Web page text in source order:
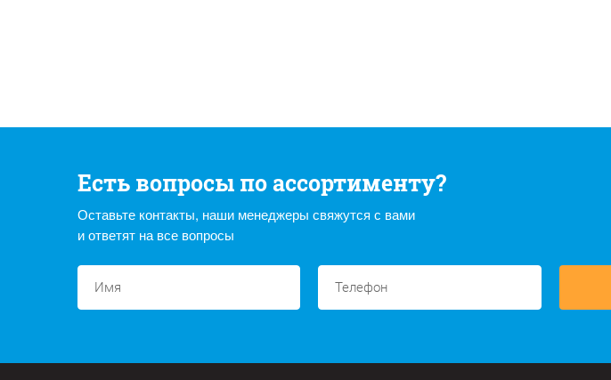
Есть вопросы по ассортименту?
Оставьте контакты, наши менеджеры свяжутся с вами
и ответят на все вопросы